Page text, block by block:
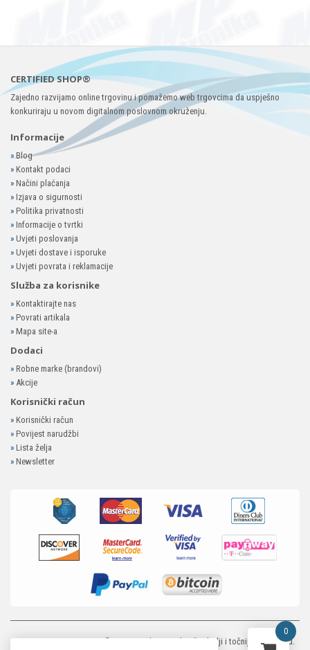
CERTIFIED SHOP®
Zajedno razvijamo online trgovinu i pomažemo web trgovcima da uspješno
konkuriraju u novom digitalnom poslovnom okruženju.
Informacije
»Blog
» Kontakt podaci
» Načini plaćanja
» Izjava o sigurnosti
» Politika privatnosti
» Informacije o tvrtki
» Uvjeti poslovanja
» Uvjeti dostave i isporuke
» Uvjeti povrata i reklamacije
Služba za korisnike
» Kontaktirajte nas
» Povrati artikala
» Mapa site-a
Dodaci
» Robne marke (brandovi)
» Akcije
Korisnički račun
» Korisnički račun
» Povijest narudžbi
» Lista želja
» Newsletter
MP-ELEKTRONIKA SHOP© 2026. Trudimo se dati što bolji i točniji opis i sliku.
0